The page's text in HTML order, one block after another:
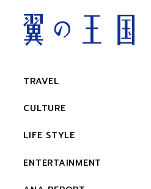
TRAVEL
CULTURE
LIFE STYLE
ENTERTAINMENT